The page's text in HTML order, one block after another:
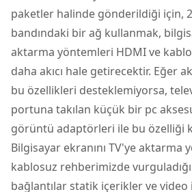
paketler halinde gönderildiği için,
bandındaki bir ağ kullanmak,
aktarma yöntemleri HDMI ve
daha akıcı hale getirecektir. Eğer
bu özellikleri desteklemiyorsa,
portuna takılan küçük bir pc
görüntü adaptörleri ile bu özelliği
Bilgisayar ekranını TV'ye aktarma
kablosuz rehberimizde
bağlantılar statik içerikler ve video